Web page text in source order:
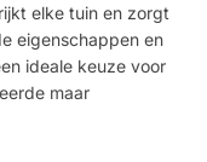
elke tuin en zorgt
eigenschappen en
ideale keuze voor
maar